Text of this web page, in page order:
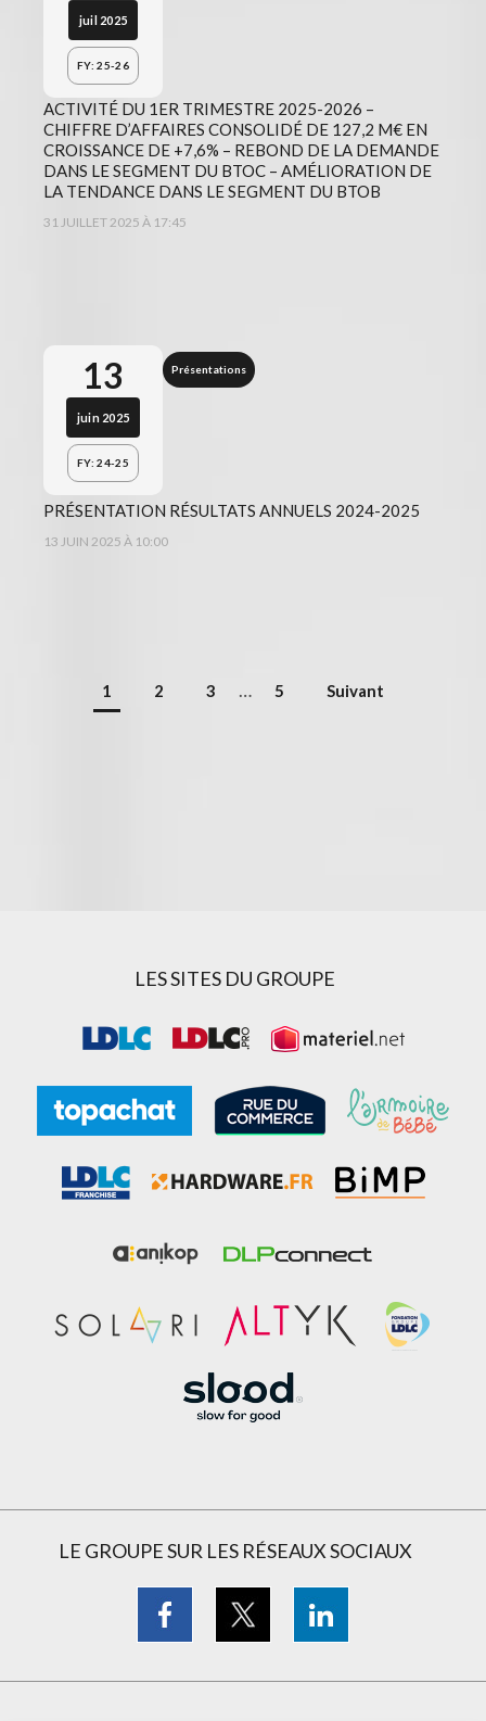
juil 2025
FY: 25-26
ACTIVITÉ DU 1ER TRIMESTRE 2025-2026 –
CHIFFRE D’AFFAIRES CONSOLIDÉ DE 127,2 M€ EN
CROISSANCE DE +7,6% – REBOND DE LA DEMANDE
DANS LE SEGMENT DU BTOC – AMÉLIORATION DE
LA TENDANCE DANS LE SEGMENT DU BTOB
31 JUILLET 2025 À 17:45
13
juin 2025
FY: 24-25
Présentations
PRÉSENTATION RÉSULTATS ANNUELS 2024-2025
13 JUIN 2025 À 10:00
1 2 3 … 5 Suivant
LES SITES DU GROUPE
LE GROUPE SUR LES RÉSEAUX SOCIAUX